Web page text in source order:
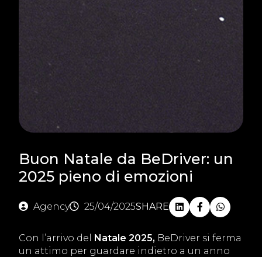
Buon Natale da BeDriver: un
2025 pieno di emozioni
Agency 25/04/2025SHARE
Con l’arrivo del Natale 2025, BeDriver si ferma
un attimo per guardare indietro a un anno